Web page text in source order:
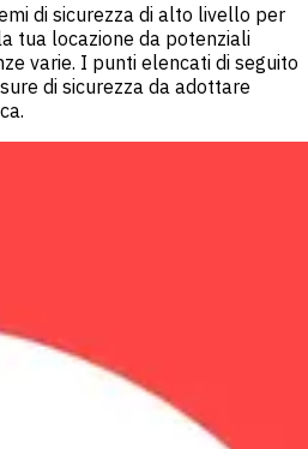
di sicurezza di alto livello per
tua locazione da potenziali
varie. I punti elencati di seguito
di sicurezza da adottare